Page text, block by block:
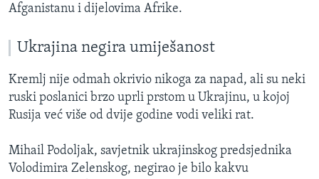
Afganistanu i dijelovima Afrike.
Ukrajina negira umiješanost
Kremlj nije odmah okrivio nikoga za napad, ali su neki
ruski poslanici brzo uprli prstom u Ukrajinu, u kojoj
Rusija već više od dvije godine vodi veliki rat.
Mihail Podoljak, savjetnik ukrajinskog predsjednika
Volodimira Zelenskog, negirao je bilo kakvu